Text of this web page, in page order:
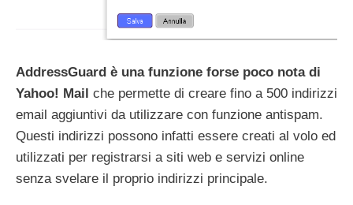
AddressGuard è una funzione forse poco nota di
Yahoo! Mail che permette di creare fino a 500 indirizzi
email aggiuntivi da utilizzare con funzione antispam.
Questi indirizzi possono infatti essere creati al volo ed
utilizzati per registrarsi a siti web e servizi online
senza svelare il proprio indirizzi principale.